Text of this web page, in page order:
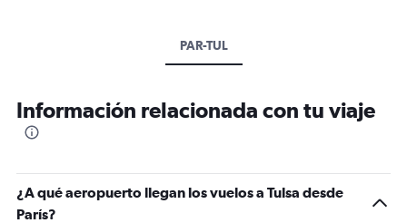
PAR-TUL
Información relacionada con tu viaje
¿A qué aeropuerto llegan los vuelos a Tulsa desde
París?